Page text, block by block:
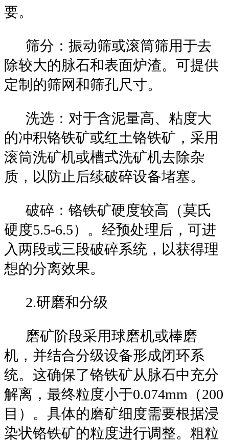
要。
筛分：振动筛或滚筒筛用于去
除较大的脉石和表面炉渣。可提供
定制的筛网和筛孔尺寸。
洗选：对于含泥量高、粘度大
的冲积铬铁矿或红土铬铁矿，采用
滚筒洗矿机或槽式洗矿机去除杂
质，以防止后续破碎设备堵塞。
破碎：铬铁矿硬度较高（莫氏
硬度5.5-6.5）。经预处理后，可进
入两段或三段破碎系统，以获得理
想的分离效果。
2.研磨和分级
磨矿阶段采用球磨机或棒磨
机，并结合分级设备形成闭环系
统。这确保了铬铁矿从脉石中充分
解离，最终粒度小于0.074mm（200
目）。具体的磨矿细度需要根据浸
染状铬铁矿的粒度进行调整。粗粒